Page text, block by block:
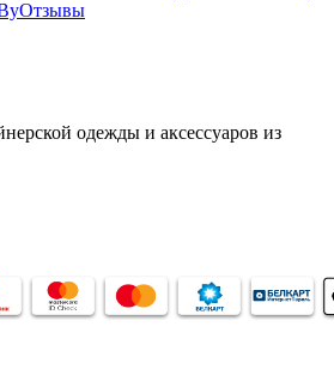
Отзывы
одежды и аксессуаров из